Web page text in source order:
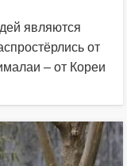
являются
от
– от Кореи